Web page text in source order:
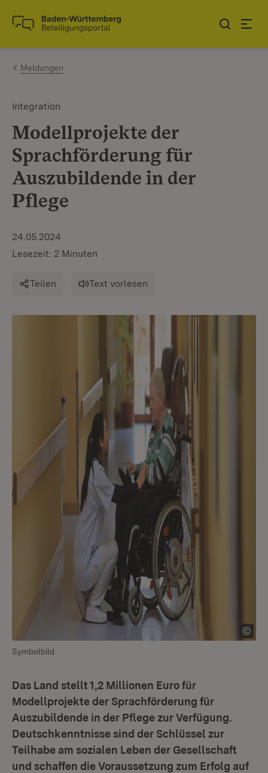
Zum Inhalt springen
Link zur Startseite
Meldungen
Integration
Modellprojekte der
Sprachförderung für
Auszubildende in der
Pflege
24.05.2024
Lesezeit: 2 Minuten
Teilen Text vorlesen
Symbolbild
Das Land stellt 1,2 Millionen Euro für
Modellprojekte der Sprachförderung für
Auszubildende in der Pflege zur Verfügung.
Deutschkenntnisse sind der Schlüssel zur
Teilhabe am sozialen Leben der Gesellschaft
und schaffen die Voraussetzung zum Erfolg auf